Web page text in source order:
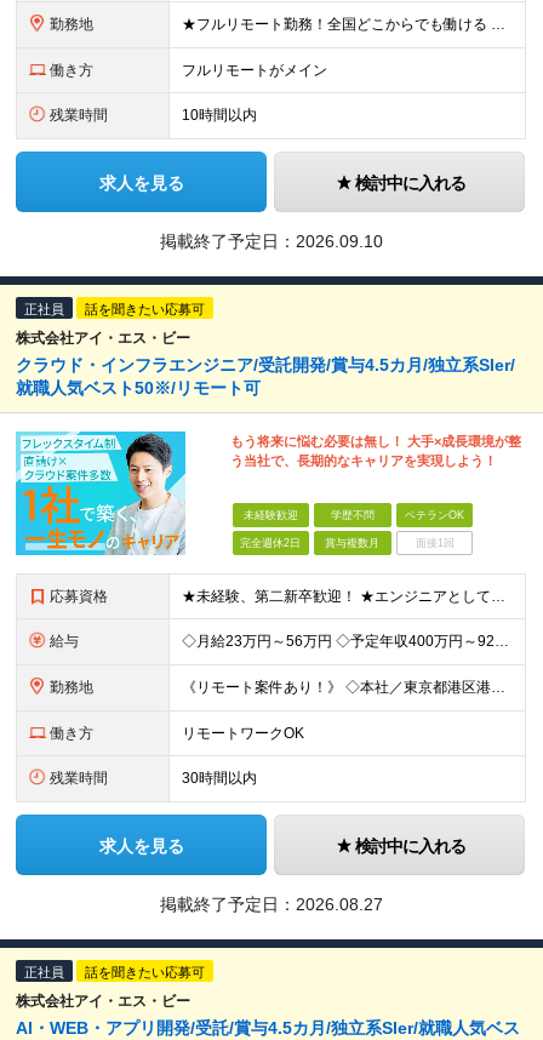
勤務地 ★フルリモート勤務！全国どこからでも働ける ＼一人にならない！帰属意識を感じながら働ける／ リモートでもメンバー間のやり取りをスムーズに行えるように、 当社ではLINEグループを導入。活発なコミュニ
働き方 フルリモートがメイン
残業時間 10時間以内
求人を見る 検討中に入れる
掲載終了予定日： 2026.09.10
正社員 話を聞きたい応募可
株式会社アイ・エス・ビー
クラウド・インフラエンジニア/受託開発/賞与4.5カ月/独立系SIer/
就職人気ベスト50※/リモート可
もう将来に悩む必要は無し！ 大手×成長環境が整
う当社で、長期的なキャリアを実現しよう！
未経験歓迎 学歴不問 ベテランOK
完全週休2日 賞与複数月 面接1回
応募資格 ★未経験、第二新卒歓迎！ ★エンジニアとしてキャリアを構築したい方大歓迎！ ★リーダー・マネジメント志向をお持ちの方大歓迎！ 《上流工程へのステップアップを目指す方歓迎》 「構築・運用保守・監視経験
給与 ◇月給23万円～56万円 ◇予定年収400万円～925万円 ※残業代全額支給 ※試用期間4カ月 （給与・待遇・雇用形態に差異無し） ◇通勤手当：上限50,000円／月 ◇子育て手当：8,500円（1
勤務地 《リモート案件あり！》 ◇本社／東京都港区港南2-16-3 品川グランドセントラルタワー ◇各事業所／東京、静岡、山梨、大阪、宮城、愛知 ※案件によっては客先勤務の可能性あり ※(変更の範囲)上記
働き方 リモートワークOK
残業時間 30時間以内
求人を見る 検討中に入れる
掲載終了予定日： 2026.08.27
正社員 話を聞きたい応募可
株式会社アイ・エス・ビー
AI・WEB・アプリ開発/受託/賞与4.5カ月/独立系SIer/就職人気ベス